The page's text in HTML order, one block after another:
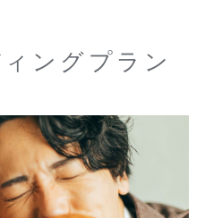
ングプラン